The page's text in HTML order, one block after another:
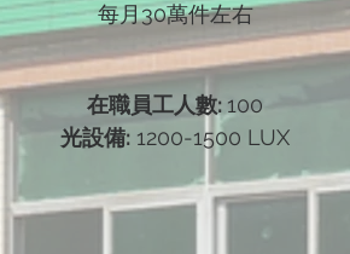
每月30萬件左右
在職員工人數: 100
光設備: 1200-1500 LUX